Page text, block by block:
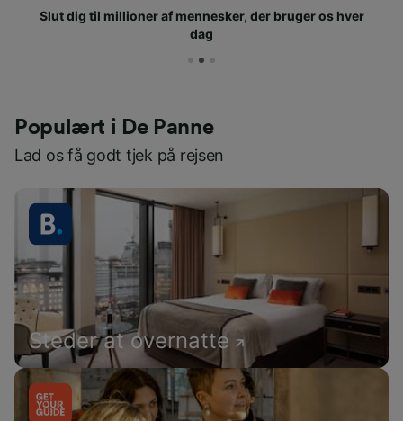
Slut dig til millioner af mennesker, der bruger os hver
dag
Populært i De Panne
Lad os få godt tjek på rejsen
Steder at overnatte